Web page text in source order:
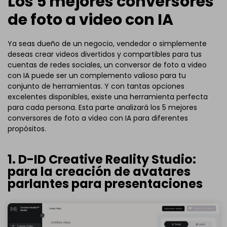
de foto a video con IA
Ya seas dueño de un negocio, vendedor o simplemente
deseas crear videos divertidos y compartibles para tus
cuentas de redes sociales, un conversor de foto a video
con IA puede ser un complemento valioso para tu
conjunto de herramientas. Y con tantas opciones
excelentes disponibles, existe una herramienta perfecta
para cada persona. Esta parte analizará los 5 mejores
conversores de foto a video con IA para diferentes
propósitos.
1. D-ID Creative Reality Studio:
para la creación de avatares
parlantes para presentaciones